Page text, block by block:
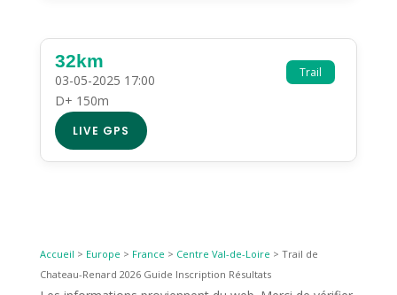
Trail
32km
03-05-2025 17:00
D+ 150m
LIVE GPS
Accueil > Europe > France > Centre Val-de-Loire > Trail de
Chateau-Renard 2026 Guide Inscription Résultats